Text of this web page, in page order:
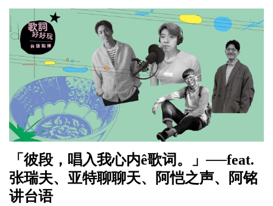
「彼段，唱入我心内ê歌词。」──feat.
张瑞夫、亚特聊聊天、阿恺之声、阿铭
讲台语